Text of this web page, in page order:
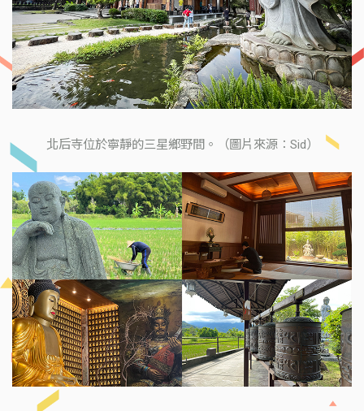
北后寺位於寧靜的三星鄉野間。（圖片來源：Sid）